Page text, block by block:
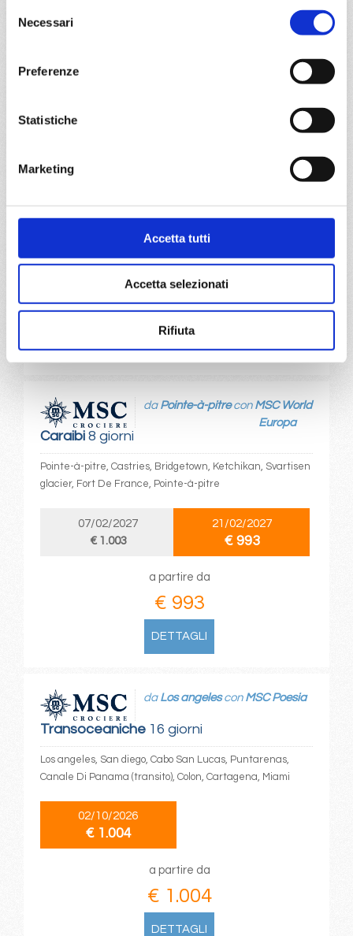
delNecessari
Preferenze
Statistiche
Marketing
Accetta tutti
Accetta selezionati
Rifiuta
Pireo, Katakolon, Cefalonia-argostoli, Corfu, Bari, Santorini,
a partire da
€ 943
Caraibi8 giorni
da Pointe-à-pitrecon MSC World
Europa
Pointe-à-pitre, Castries, Bridgetown, Ketchikan, Svartisen
glacier, Fort De France, Pointe-à-pitre
07/02/2027
€ 1.003
21/02/2027
€ 993
a partire da
€ 993
DETTAGLI
Transoceaniche16 giorni
da Los angelescon MSC Poesia
Los angeles, San diego, Cabo San Lucas, Puntarenas,
Canale Di Panama (transito), Colon, Cartagena, Miami
02/10/2026
€ 1.004
a partire da
€ 1.004
DETTAGLI